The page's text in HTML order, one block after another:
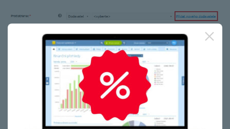
Externí ID u kontaktu
U kontaktu zákazníka/dodavatele přibyla možnost zadat
externí ID. Toto pole oceníte především pokud máte iÚčto
propojeno s dalšími aplikacemi prostřednictvím API.